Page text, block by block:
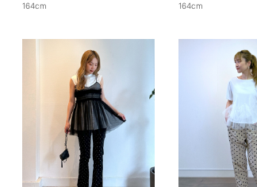
164cm
164cm